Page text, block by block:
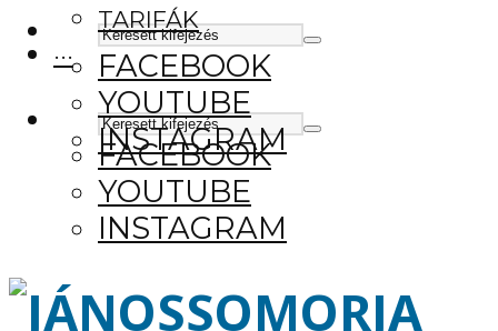
FACEBOOK
YOUTUBE
INSTAGRAM
TARIFÁK
···
FACEBOOK
YOUTUBE
INSTAGRAM